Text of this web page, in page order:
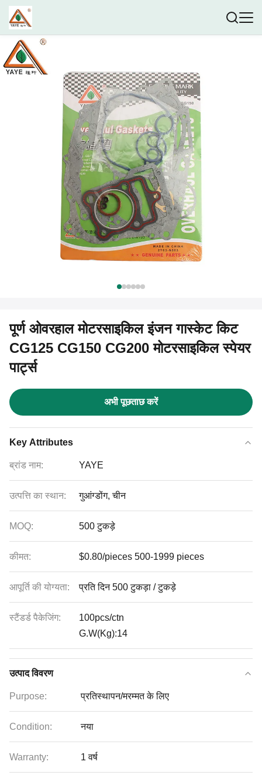
पूर्ण ओवरहाल मोटरसाइकिल इंजन गास्केट किट
CG125 CG150 CG200 मोटरसाइकिल स्पेयर
पार्ट्स
अभी पूछताछ करें
Key Attributes
ब्रांड नाम: YAYE
उत्पत्ति का स्थान: गुआंग्डोंग, चीन
MOQ: 500 टुकड़े
कीमत: $0.80/pieces 500-1999 pieces
आपूर्ति की योग्यता: प्रति दिन 500 टुकड़ा / टुकड़े
स्टैंडर्ड पैकेजिंग:
100pcs/ctn
G.W(Kg):14
उत्पाद विवरण
Purpose: प्रतिस्थापन/मरम्मत के लिए
Condition: नया
Warranty: 1 वर्ष